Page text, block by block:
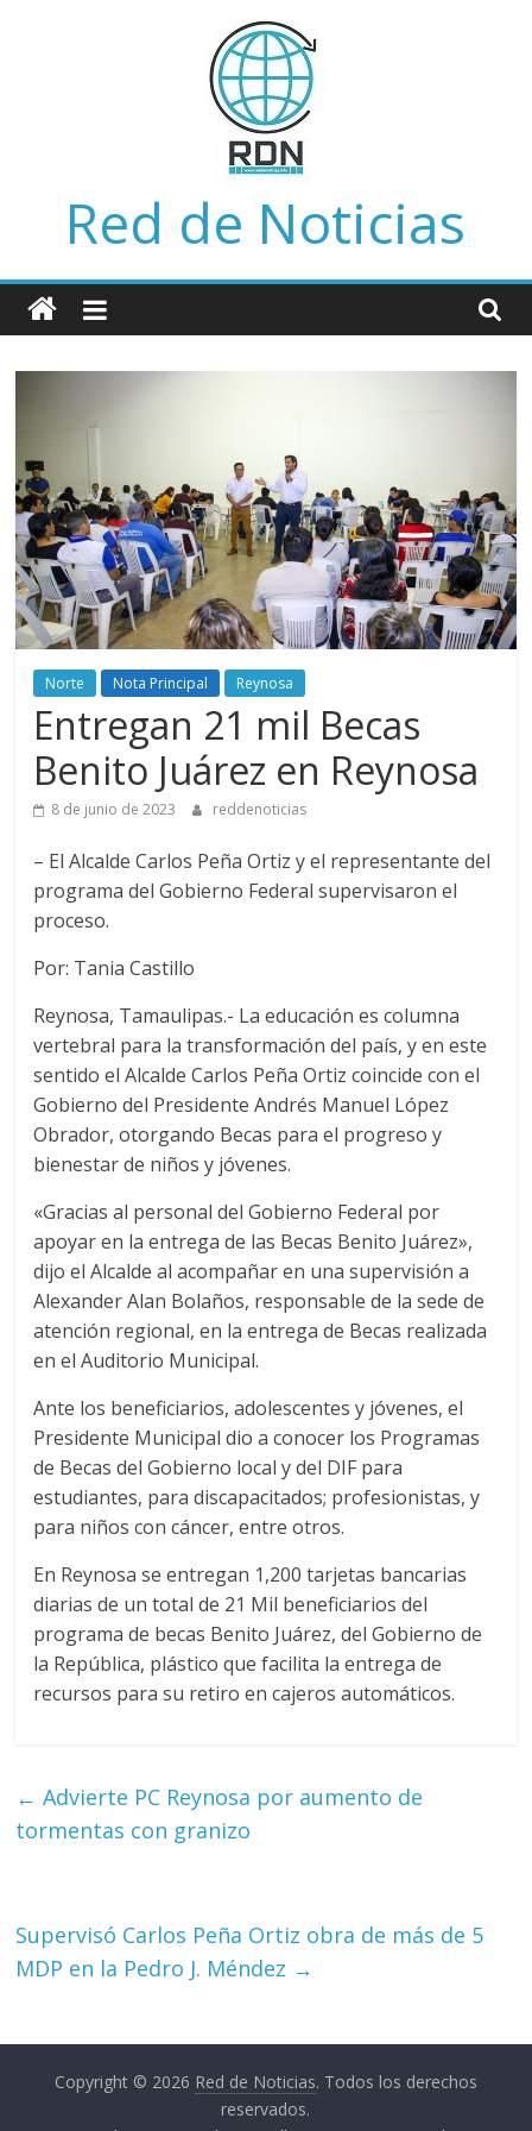
Red de Noticias
Norte Nota Principal Reynosa
Entregan 21 mil Becas
Benito Juárez en Reynosa
8 de junio de 2023 reddenoticias
– El Alcalde Carlos Peña Ortiz y el representante del
programa del Gobierno Federal supervisaron el
proceso.
Por: Tania Castillo
Reynosa, Tamaulipas.- La educación es columna
vertebral para la transformación del país, y en este
sentido el Alcalde Carlos Peña Ortiz coincide con el
Gobierno del Presidente Andrés Manuel López
Obrador, otorgando Becas para el progreso y
bienestar de niños y jóvenes.
«Gracias al personal del Gobierno Federal por
apoyar en la entrega de las Becas Benito Juárez»,
dijo el Alcalde al acompañar en una supervisión a
Alexander Alan Bolaños, responsable de la sede de
atención regional, en la entrega de Becas realizada
en el Auditorio Municipal.
Ante los beneficiarios, adolescentes y jóvenes, el
Presidente Municipal dio a conocer los Programas
de Becas del Gobierno local y del DIF para
estudiantes, para discapacitados; profesionistas, y
para niños con cáncer, entre otros.
En Reynosa se entregan 1,200 tarjetas bancarias
diarias de un total de 21 Mil beneficiarios del
programa de becas Benito Juárez, del Gobierno de
la República, plástico que facilita la entrega de
recursos para su retiro en cajeros automáticos.
← Advierte PC Reynosa por aumento de
tormentas con granizo
Supervisó Carlos Peña Ortiz obra de más de 5
MDP en la Pedro J. Méndez →
Copyright © 2026 Red de Noticias. Todos los derechos
reservados.